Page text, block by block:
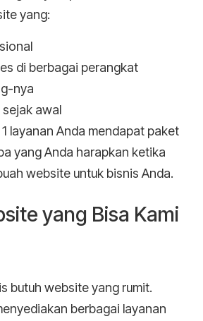
yang:
di berbagai perangkat
nya
awal
layanan Anda mendapat paket
yang Anda harapkan ketika
website untuk bisnis Anda.
yang Bisa Kami
butuh website yang rumit.
berbagai layanan